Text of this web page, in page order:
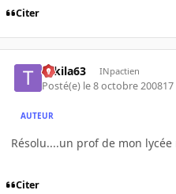
Citer
Tekila63 INpactien
Posté(e) le 8 octobre 200817
AUTEUR
Résolu....un prof de mon
Citer